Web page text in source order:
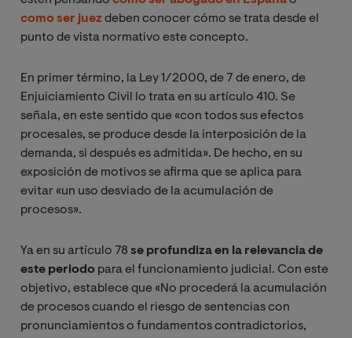
como ser juez deben conocer cómo se trata desde el
punto de vista normativo este concepto.
En primer término, la Ley 1/2000, de 7 de enero, de
Enjuiciamiento Civil lo trata en su artículo 410. Se
señala, en este sentido que «con todos sus efectos
procesales, se produce desde la interposición de la
demanda, si después es admitida». De hecho, en su
exposición de motivos se afirma que se aplica para
evitar «un uso desviado de la acumulación de
procesos».
Ya en su artículo 78 se profundiza en la relevancia de
este periodo para el funcionamiento judicial. Con este
objetivo, establece que «No procederá la acumulación
de procesos cuando el riesgo de sentencias con
pronunciamientos o fundamentos contradictorios,